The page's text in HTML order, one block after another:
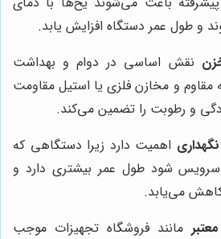
و طول عمر دستگاه افزایش یابد.
نقش اساسی در دوام و بهداشت
مقاوم و مخازن فلزی یا استیل مقاومت
و رطوبت را تضمین می‌کند.
اهمیت دارد زیرا دستگاهی که
سرویس شود طول عمر بیشتری دارد و
می‌یابد.
مانند فروشگاه تجهیزات موجب